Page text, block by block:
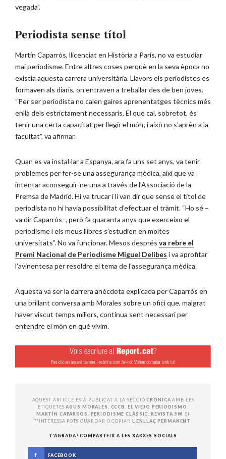
vegada”.
Periodista sense títol
Martín Caparrós, llicenciat en Història a París, no va estudiar
mai periodisme. Entre altres coses perquè en la seva època no
existia aquesta carrera universitària. Llavors els periodistes es
formaven als diaris, on entraven a treballar des de ben joves.
“Per ser periodista no calen gaires aprenentatges tècnics més
enllà dels estrictament necessaris. El que cal, sobretot, és
tenir una certa capacitat per llegir el món; i això no s’aprèn a la
facultat”, va afirmar.
Quan es va instal·lar a Espanya, ara fa uns set anys, va tenir
problemes per fer-se una assegurança mèdica, així que va
intentar aconseguir-ne una a través de l’Associació de la
Premsa de Madrid. Hi va trucar i li van dir que sense el títol de
periodista no hi havia possibilitat d’efectuar el tràmit. “Ho sé –
va dir Caparrós–, però fa quaranta anys que exerceixo el
periodisme i els meus llibres s’estudien en moltes
universitats”. No va funcionar. Mesos després va rebre el
Premi Nacional de Periodisme Miguel Delibes i va aprofitar
l’avinentesa per resoldre el tema de l’assegurança mèdica.
Aquesta va ser la darrera anècdota explicada per Caparrós en
una brillant conversa amb Morales sobre un ofici que, malgrat
haver viscut temps millors, continua sent necessari per
entendre el món en què vivim.
AQUEST ARTICLE ESTÀ PUBLICAT A LA SECCIÓCRÒNICA AMB LES
ETIQUETESAGUS MORALES, CCCB, EL VIEJO PERIODISMO,
MARTÍN CAPARROS, PERIODISME CLÀSSIC, REVISTA 5W. SI
T'INTERESSA POTS GUARDAR O COPIAR
L'ENLLAÇ PERMANENT.
T'AGRADA? COMPARTEIX A LES XARXES SOCIALS
FACEBOOK